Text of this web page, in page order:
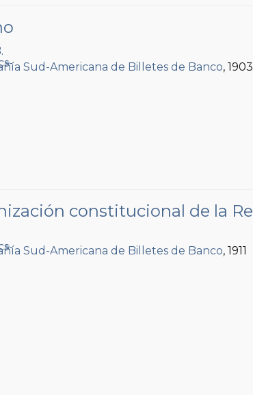
Sud-Americana de Billetes de Banco, 1903
constitucional de la
Sud-Americana de Billetes de Banco, 1911